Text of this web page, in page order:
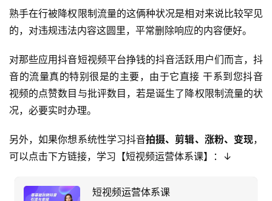
熟手在行被降权限制流量的这俩种状况是相对来说比较罕见
的，对违规违法内容这圆里，平常删除响应的内容便好。
对那些应用抖音短视频平台挣钱的抖音活跃用户们而言，抖
音的流量真的特别很是的主要，由于它直接 干系到您抖音
视频的点赞数目与批评数目，若是诞生了降权限制流量的状
况，必要实时办理。
另外，如果你想系统性学习抖音拍摄、剪辑、涨粉、变现，
可以点击下方链接，学习【短视频运营体系课】：↓
短视频运营体系课